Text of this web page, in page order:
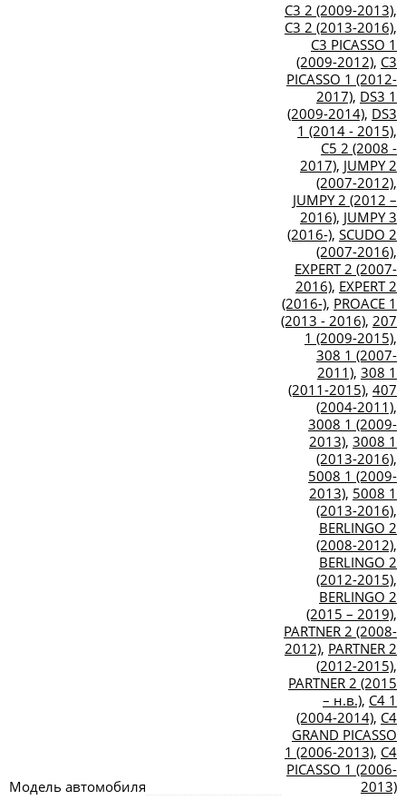
Модель автомобиля
C3 2 (2009-2013),
C3 2 (2013-2016),
C3 PICASSO 1
(2009-2012), C3
PICASSO 1 (2012-
2017), DS3 1
(2009-2014), DS3
1 (2014 - 2015),
C5 2 (2008 -
2017), JUMPY 2
(2007-2012),
JUMPY 2 (2012 –
2016), JUMPY 3
(2016-), SCUDO 2
(2007-2016),
EXPERT 2 (2007-
2016), EXPERT 2
(2016-), PROACE 1
(2013 - 2016), 207
1 (2009-2015),
308 1 (2007-
2011), 308 1
(2011-2015), 407
(2004-2011),
3008 1 (2009-
2013), 3008 1
(2013-2016),
5008 1 (2009-
2013), 5008 1
(2013-2016),
BERLINGO 2
(2008-2012),
BERLINGO 2
(2012-2015),
BERLINGO 2
(2015 – 2019),
PARTNER 2 (2008-
2012), PARTNER 2
(2012-2015),
PARTNER 2 (2015
– н.в.), C4 1
(2004-2014), C4
GRAND PICASSO
1 (2006-2013), C4
PICASSO 1 (2006-
2013)